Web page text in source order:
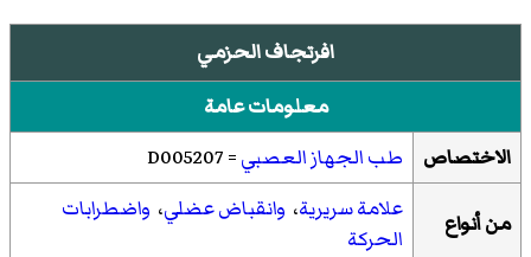
افرتجاف الحزمي
معلومات عامة
الاختصاص
طب الجهاز العصبي= D005207
من أنواع علامة سريرية، وانقباض عضلي، واضطرابات
الحركة